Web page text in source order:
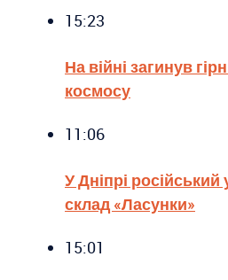
15:23
На війні загинув
космосу
11:06
У Дніпрі
склад «Ласунки»
15:01